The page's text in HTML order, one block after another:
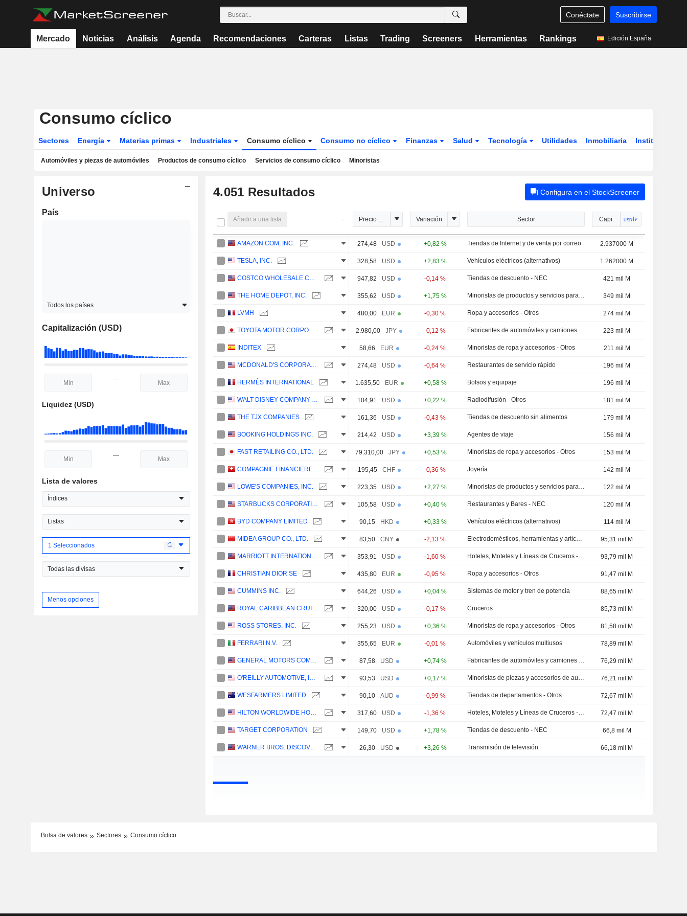
Conéctate Suscribirse
Mercado Noticias Análisis Agenda Recomendaciones Carteras Listas Trading Screeners Herramientas Rankings Edición España
Consumo cíclico
Sectores Energía Materias primas Industriales Consumo cíclico Consumo no cíclico Finanzas Salud Tecnología Utilidades Inmobiliaria Instituciones,
Automóviles y piezas de automóviles Productos de consumo cíclico Servicios de consumo cíclico Minoristas
Universo
País
Todos los países
Capitalización (USD)
—
Liquidez (USD)
—
Lista de valores
Índices
Listas
1 Seleccionados
Todas las divisas
Menos opciones
4.051 Resultados Configura en el StockScreener
Añadir a una lista Precio estimado Variación Sector Capi. USD
AMAZON.COM, INC. 274,48 USD +0,82 % Tiendas de Internet y de venta por correo 2.937000 M
TESLA, INC. 328,58 USD +2,83 % Vehículos eléctricos (alternativos) 1.262000 M
COSTCO WHOLESALE CORPORATION 947,82 USD -0,14 % Tiendas de descuento - NEC 421 mil M
THE HOME DEPOT, INC. 355,62 USD +1,75 % Minoristas de productos y servicios para la mejora del hogar - NEC 349 mil M
LVMH 480,00 EUR -0,30 % Ropa y accesorios - Otros 274 mil M
TOYOTA MOTOR CORPORATION 2.980,00 JPY -0,12 % Fabricantes de automóviles y camiones - Otros 223 mil M
INDITEX 58,66 EUR -0,24 % Minoristas de ropa y accesorios - Otros 211 mil M
MCDONALD'S CORPORATION 274,48 USD -0,64 % Restaurantes de servicio rápido 196 mil M
HERMÈS INTERNATIONAL 1.635,50 EUR +0,58 % Bolsos y equipaje 196 mil M
WALT DISNEY COMPANY (THE) 104,91 USD +0,22 % Radiodifusión - Otros 181 mil M
THE TJX COMPANIES 161,36 USD -0,43 % Tiendas de descuento sin alimentos 179 mil M
BOOKING HOLDINGS INC. 214,42 USD +3,39 % Agentes de viaje 156 mil M
FAST RETAILING CO., LTD. 79.310,00 JPY +0,53 % Minoristas de ropa y accesorios - Otros 153 mil M
COMPAGNIE FINANCIERE RICHEMONT 195,45 CHF -0,36 % Joyería 142 mil M
LOWE'S COMPANIES, INC. 223,35 USD +2,27 % Minoristas de productos y servicios para la mejora del hogar - NEC 122 mil M
STARBUCKS CORPORATION 105,58 USD +0,40 % Restaurantes y Bares - NEC 120 mil M
BYD COMPANY LIMITED 90,15 HKD +0,33 % Vehículos eléctricos (alternativos) 114 mil M
MIDEA GROUP CO., LTD. 83,50 CNY -2,13 % Electrodomésticos, herramientas y artículos domésticos - Otros 95,31 mil M
MARRIOTT INTERNATIONAL, INC. 353,91 USD -1,60 % Hoteles, Moteles y Líneas de Cruceros - NEC 93,79 mil M
CHRISTIAN DIOR SE 435,80 EUR -0,95 % Ropa y accesorios - Otros 91,47 mil M
CUMMINS INC. 644,26 USD +0,04 % Sistemas de motor y tren de potencia 88,65 mil M
ROYAL CARIBBEAN CRUISES LTD. 320,00 USD -0,17 % Cruceros 85,73 mil M
ROSS STORES, INC. 255,23 USD +0,36 % Minoristas de ropa y accesorios - Otros 81,58 mil M
FERRARI N.V. 355,65 EUR -0,01 % Automóviles y vehículos multiusos 78,89 mil M
GENERAL MOTORS COMPANY 87,58 USD +0,74 % Fabricantes de automóviles y camiones - Otros 76,29 mil M
O'REILLY AUTOMOTIVE, INC. 93,53 USD +0,17 % Minoristas de piezas y accesorios de automóviles 76,21 mil M
WESFARMERS LIMITED 90,10 AUD -0,99 % Tiendas de departamentos - Otros 72,67 mil M
HILTON WORLDWIDE HOLDINGS INC. 317,60 USD -1,36 % Hoteles, Moteles y Líneas de Cruceros - NEC 72,47 mil M
TARGET CORPORATION 149,70 USD +1,78 % Tiendas de descuento - NEC 66,8 mil M
WARNER BROS. DISCOVERY, INC. 26,30 USD +3,26 % Transmisión de televisión 66,18 mil M
Bolsa de valores Sectores Consumo cíclico